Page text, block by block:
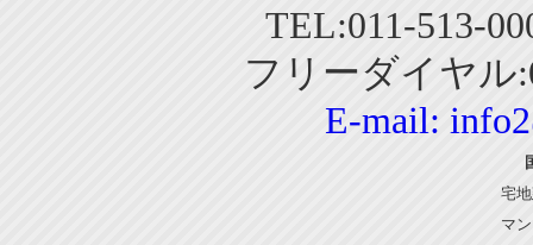
TEL:011-513-
フリーダイヤル
E-mail:
宅
マ